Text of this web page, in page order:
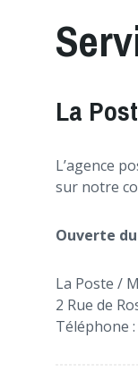
La
L’agence
sur notre
Ouverte
La Poste /
2 Rue de
Téléphone :